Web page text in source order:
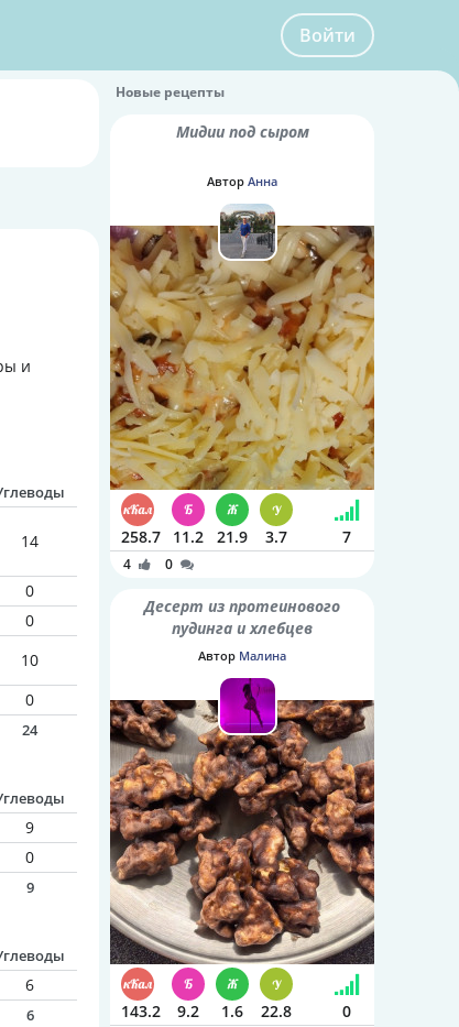
Войти
и
14
0
0
10
0
24
9
0
9
6
6
Новые рецепты
Мидии под сыром
Автор Анна
258.7 11.2 21.9 3.7 7
4 0
Десерт из протеинового
пудинга и хлебцев
Автор Малина
143.2 9.2 1.6 22.8 0